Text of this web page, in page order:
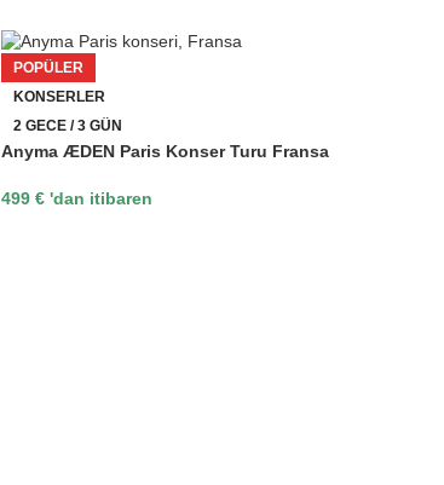
POPÜLER
KONSERLER
2 GECE / 3 GÜN
Anyma ÆDEN Paris Konser Turu Fransa
499 € 'dan itibaren